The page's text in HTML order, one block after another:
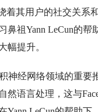
着其用户的社交关系
鼻祖Yann LeCun的帮
幅提升。
神经网络领域的重要
然语言处理，这与